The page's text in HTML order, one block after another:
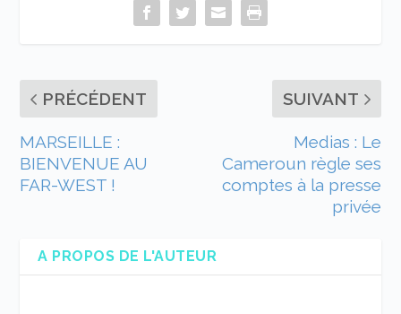
PRÉCÉDENT
MARSEILLE :
BIENVENUE AU
FAR-WEST !
SUIVANT
Medias : Le
Cameroun règle ses
comptes à la presse
privée
A PROPOS DE L'AUTEUR